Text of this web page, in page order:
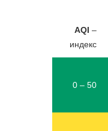
AQI –
индекс
0 – 50